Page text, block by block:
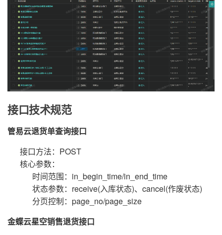
接口技术规范
管易云退货单查询接口
接口方法：POST
核心参数：
时间范围：in_begin_time/in_end_time
状态参数：receive(入库状态)、cancel(作废状态)
分页控制：page_no/page_size
金蝶云星空销售退货接口